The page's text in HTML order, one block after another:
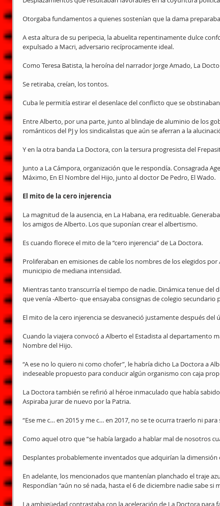
Otorgaba fundamentos a quienes sostenían que la dama
A esta altura de su peripecia, la abuelita repentinamente dulce
expulsado a Macri, adversario recíprocamente ideal.
Como Teresa Batista, la heroína del narrador Jorge Amado, La
Se retiraba, creían, los tontos.
Cuba le permitía estirar el desenlace del conflicto que se
Entre Alberto, por una parte, junto al blindaje de aluminio de los
románticos del PJ y los sindicalistas que aún se aferran a la
Y en la otra banda La Doctora, con la tersura progresista del
Junto a La Cámpora, organización que le respondía. Consagrada
Máximo, En El Nombre del Hijo, junto al doctor De Pedro, El Wado.
El mito de la cero injerencia
La magnitud de la ausencia, en La Habana, era redituable.
los amigos de Alberto. Los que suponían crear el albertismo.
Es cuando florece el mito de la “cero injerencia” de La Doctora.
Proliferaban en emisiones de cable los nombres de los elegidos
municipio de mediana intensidad.
Mientras tanto transcurría el tiempo de nadie. Dinámica tenue del
que venía -Alberto- que ensayaba consignas de colegio
El mito de la cero injerencia se desvaneció justamente después del
Cuando la viajera convocó a Alberto el Estadista al departamento
Nombre del Hijo.
“A ese no lo quiero ni como chofer”, le habría dicho La Doctora a
indeseable propuesto para conducir algún organismo con caja
La Doctora también se refirió al héroe inmaculado que había
Aspiraba jurar de nuevo por la Patria.
“Ese me c… en 2015 y me c… en 2017, no se te ocurra traerlo ni para
Como aquel otro que “se había largado a hablar mal de nosotros
Desplantes probablemente inventados que adquirían la dimensión
En adelante, los mencionados que mantenían planchado el traje
Respondían “aún no sé nada, hasta el 6 de diciembre nadie sabe si
La ambigüedad contrastaba con la aceleración de La Doctora para